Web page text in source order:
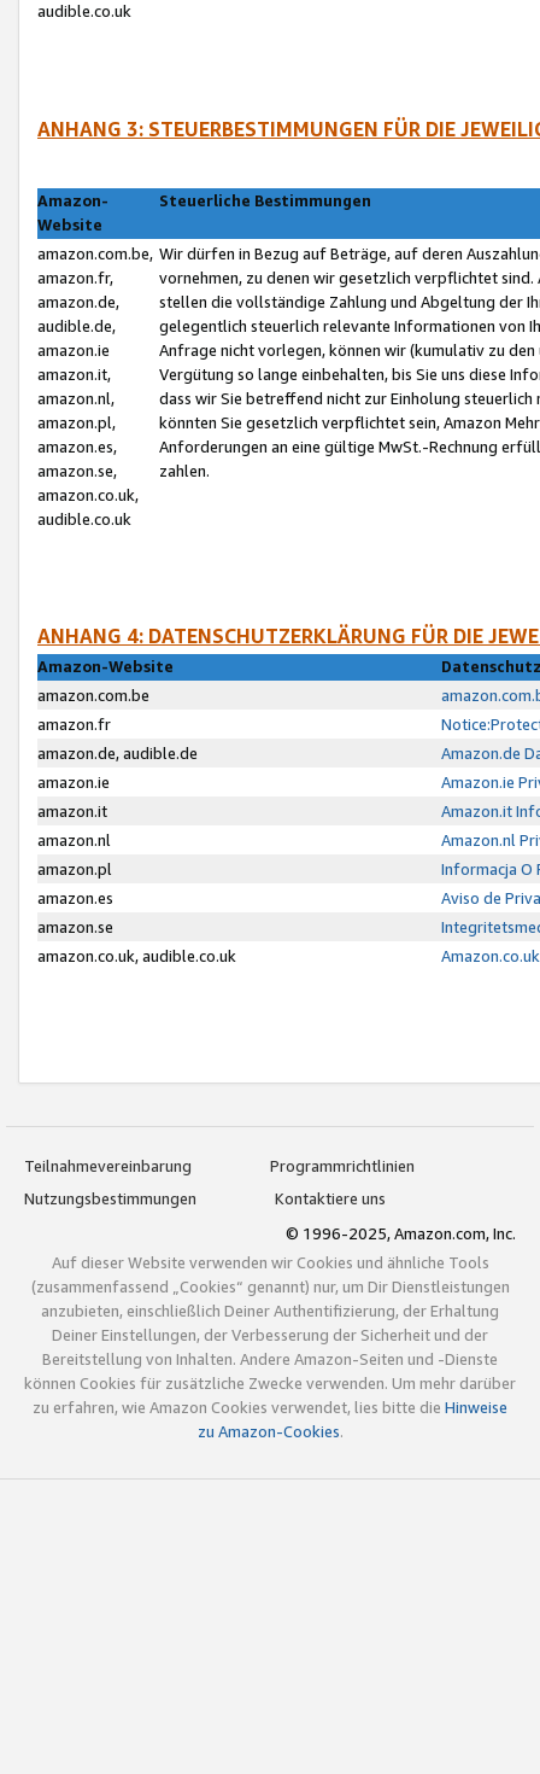
audible.co.uk
ANHANG 3: STEUERBESTIMMUNGEN FÜR DIE
Amazon-
Website
Steuerliche Bestimmungen
amazon.com.be,
amazon.fr,
amazon.de,
audible.de,
amazon.ie
amazon.it,
amazon.nl,
amazon.pl,
amazon.es,
amazon.se,
amazon.co.uk,
audible.co.uk
Wir dürfen in Bezug auf Beträge, auf deren
vornehmen, zu denen wir gesetzlich verpflichtet
stellen die vollständige Zahlung und Abgeltung der
gelegentlich steuerlich relevante Informationen von
Anfrage nicht vorlegen, können wir (kumulativ zu
Vergütung so lange einbehalten, bis Sie uns diese
dass wir Sie betreffend nicht zur Einholung
könnten Sie gesetzlich verpflichtet sein, Amazon
Anforderungen an eine gültige MwSt.-Rechnung
zahlen.
ANHANG 4: DATENSCHUTZERKLÄRUNG FÜR DIE
Amazon-Website
amazon.com.be
amazon.fr
amazon.de, audible.de
Amazon.de
amazon.ie
Amazon.ie
amazon.it
Amazon.it
amazon.nl
Amazon.nl
amazon.pl
Informacja O
amazon.es
Aviso de
amazon.se
amazon.co.uk, audible.co.uk
Teilnahmevereinbarung
Programmrichtlinien
Nutzungsbestimmungen
Kontaktiere uns
© 1996-2025, Amazon.com, Inc.
Auf dieser Website verwenden wir Cookies und ähnliche Tools
(zusammenfassend „Cookies“ genannt) nur, um Dir Dienstleistungen
anzubieten, einschließlich Deiner Authentifizierung, der Erhaltung
Deiner Einstellungen, der Verbesserung der Sicherheit und der
Bereitstellung von Inhalten. Andere Amazon-Seiten und -Dienste
können Cookies für zusätzliche Zwecke verwenden. Um mehr darüber
zu erfahren, wie Amazon Cookies verwendet, lies bitte die Hinweise
zu Amazon-Cookies.